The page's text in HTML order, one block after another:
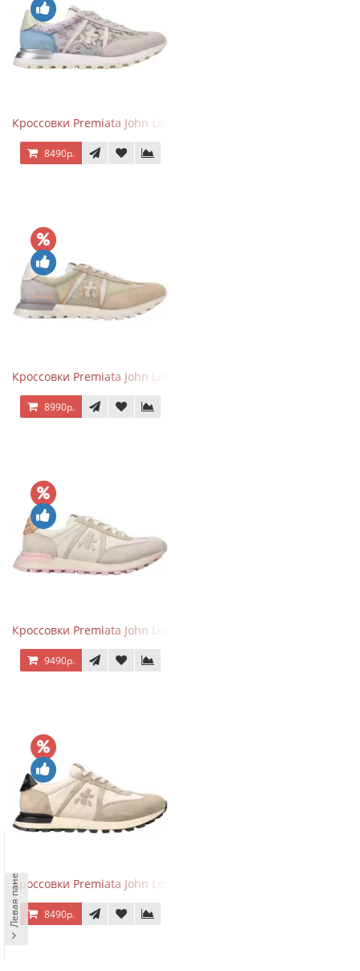
Кроссовки Premiata John Low Lace Blue Beige
8490р.
Кроссовки Premiata John Low Sand
8990р.
Кроссовки Premiata John Low Sand Gray
9490р.
Кроссовки Premiata John Low Sand Light Brown
8490р.
Левая панель